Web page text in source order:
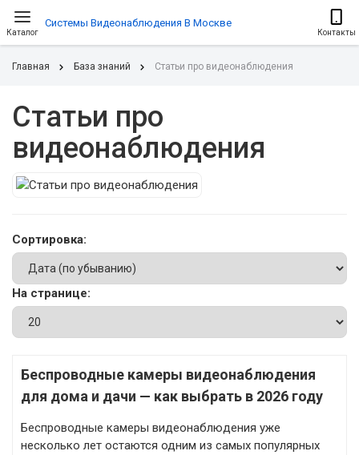
Каталог
Системы Видеонаблюдения В Москве
Контакты
Главная База знаний Статьи про видеонаблюдения
Статьи про
видеонаблюдения
Сортировка:
На странице:
Беспроводные камеры видеонаблюдения
для дома и дачи — как выбрать в 2026 году
Беспроводные камеры видеонаблюдения уже
несколько лет остаются одним из самых популярных